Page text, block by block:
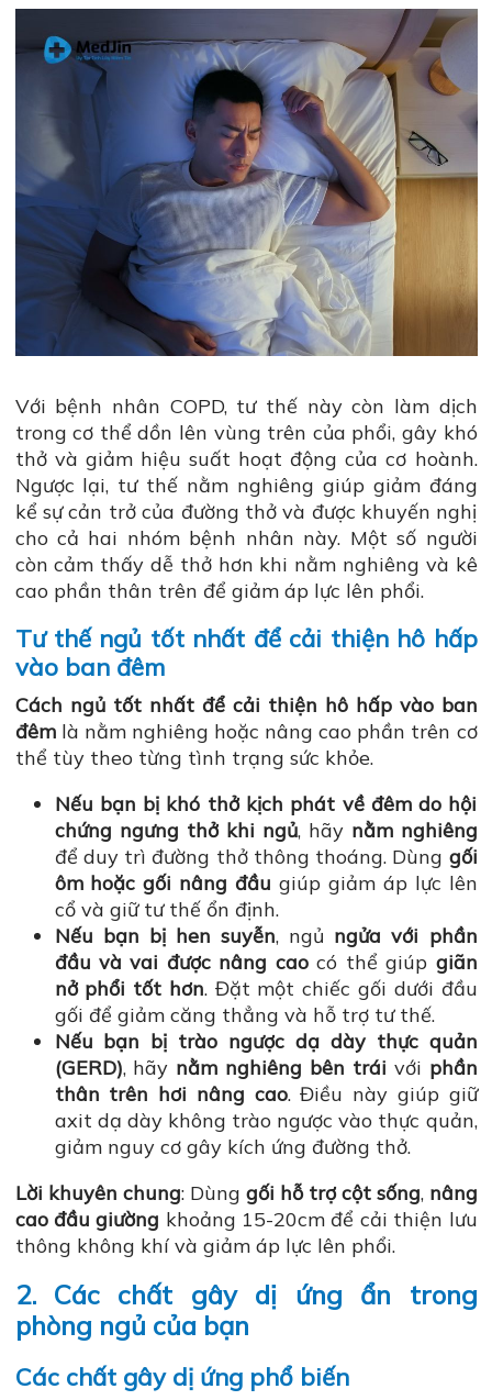
Với bệnh nhân COPD, tư thế này còn làm dịch
trong cơ thể dồn lên vùng trên của phổi, gây khó
thở và giảm hiệu suất hoạt động của cơ hoành.
Ngược lại, tư thế nằm nghiêng giúp giảm đáng
kể sự cản trở của đường thở và được khuyến nghị
cho cả hai nhóm bệnh nhân này. Một số người
còn cảm thấy dễ thở hơn khi nằm nghiêng và kê
cao phần thân trên để giảm áp lực lên phổi.
Tư thế ngủ tốt nhất để cải thiện hô hấp
vào ban đêm
Cách ngủ tốt nhất để cải thiện hô hấp vào ban
đêmlà nằm nghiêng hoặc nâng cao phần trên cơ
thể tùy theo từng tình trạng sức khỏe.
Nếu bạn bị khó thở kịch phát về đêm do hội
chứng ngưng thở khi ngủ, hãy nằm nghiêng
để duy trì đường thở thông thoáng. Dùng gối
ôm hoặc gối nâng đầu giúp giảm áp lực lên
cổ và giữ tư thế ổn định.
Nếu bạn bị hen suyễn, ngủ ngửa với phần
đầu và vai được nâng caocó thể giúp giãn
nở phổi tốt hơn. Đặt một chiếc gối dưới đầu
gối để giảm căng thẳng và hỗ trợ tư thế.
Nếu bạn bị trào ngược dạ dày thực quản
(GERD), hãy nằm nghiêng bên trái với phần
thân trên hơi nâng cao. Điều này giúp giữ
axit dạ dày không trào ngược vào thực quản,
giảm nguy cơ gây kích ứng đường thở.
Lời khuyên chung: Dùng gối hỗ trợ cột sống, nâng
cao đầu giường khoảng 15-20cm để cải thiện lưu
thông không khí và giảm áp lực lên phổi.
2. Các chất gây dị ứng ẩn trong
phòng ngủ của bạn
Các chất gây dị ứng phổ biến